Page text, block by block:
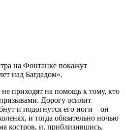
на Фонтанке покажут
над Багдадом».
приходят на помощь к тому, кто
Дорогу осилит
и подогнутся его ноги – он
и тогда обязательно ночью
костров, и, приблизившись,